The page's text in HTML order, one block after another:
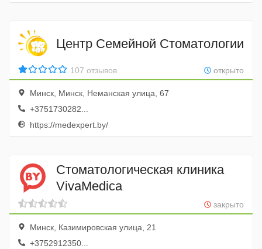
Центр Семейной Стоматологии
открыто
107 отзывов
Минск, Минск, Неманская улица, 67
+3751730282...
https://medexpert.by/
Стоматологическая клиника
VivaMedica
закрыто
Минск, Казимировская улица, 21
+3752912350...